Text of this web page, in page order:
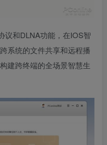
议和DLNA功能，在IOS智
系统的文件共享和远程播
建跨终端的全场景智慧生